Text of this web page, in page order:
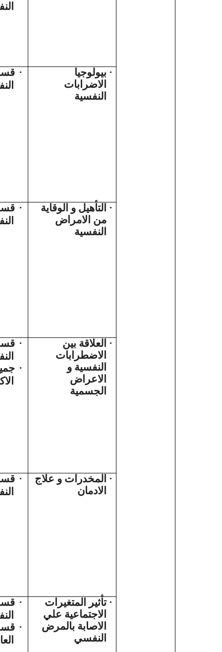
· بيولوجيا
الاضرابات
النفسية
·
· التأهيل و الوقاية
من الامراض
النفسية
·
· العلاقة بين
الاضطرابات
النفسية و
الاعراض
الجسمية
·
·
· المخدرات و علاج
الادمان
·
·تأثير المتغيرات
الاجتماعية علي
الاصابة بالمرض
النفسي
·
·